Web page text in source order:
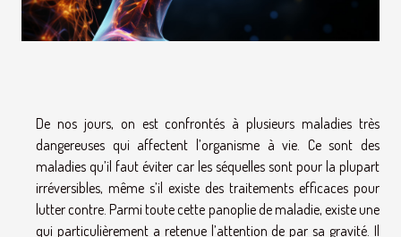
De nos jours, on est confrontés à plusieurs maladies très
dangereuses qui affectent l’organisme à vie. Ce sont des
maladies qu’il faut éviter car les séquelles sont pour la plupart
irréversibles, même s’il existe des traitements efficaces pour
lutter contre. Parmi toute cette panoplie de maladie, existe une
qui particulièrement a retenue l’attention de par sa gravité. Il